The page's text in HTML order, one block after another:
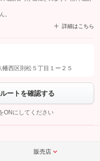
。
詳細はこちら
加してから「許可する」ボタンを押
て問い合わせを
西区則松５丁目１ー２５
ートを確認する
ONにしてください
販売店